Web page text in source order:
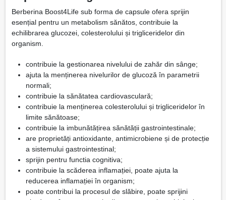
Berberina Boost4Life sub forma de capsule ofera sprijin
esențial pentru un metabolism sănătos, contribuie la
echilibrarea glucozei, colesterolului și trigliceridelor din
organism.
contribuie la gestionarea nivelului de zahăr din sânge;
ajuta la menținerea nivelurilor de glucoză în parametrii
normali;
contribuie la sănătatea cardiovasculară;
contribuie la menținerea colesterolului și trigliceridelor în
limite sănătoase;
contribuie la imbunătățirea sănătății gastrointestinale;
are proprietăți antioxidante, antimicrobiene și de protecție
a sistemului gastrointestinal;
sprijin pentru functia cognitiva;
contribuie la scăderea inflamației, poate ajuta la
reducerea inflamației în organism;
poate contribui la procesul de slăbire, poate sprijini